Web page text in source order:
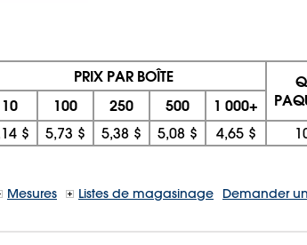
PRIX PAR BOÎTE
10 100 250 500 1 000+
$ 5,73 $ 5,38 $ 5,08 $ 4,65 $
Mesures Listes de magasinage Demander